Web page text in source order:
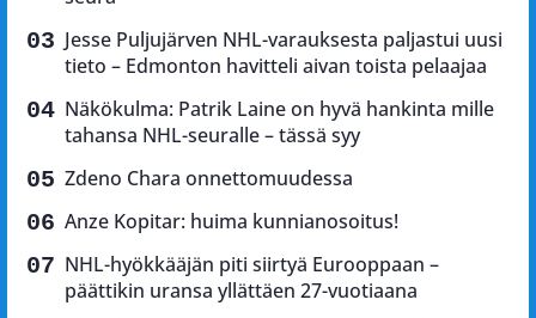
Jesse Puljujärven NHL-varauksesta paljastui uusi
tieto – Edmonton havitteli aivan toista pelaajaa
Näkökulma: Patrik Laine on hyvä hankinta mille
tahansa NHL-seuralle – tässä syy
Zdeno Chara onnettomuudessa
Anze Kopitar: huima kunnianosoitus!
NHL-hyökkääjän piti siirtyä Eurooppaan –
päättikin uransa yllättäen 27-vuotiaana